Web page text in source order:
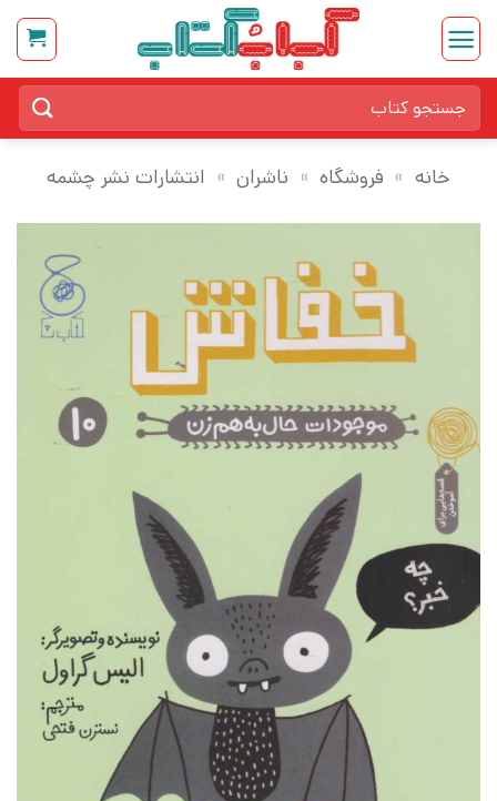
Skip
content
برای:
خانه » فروشگاه » ناشران » انتشارات نشر چشمه